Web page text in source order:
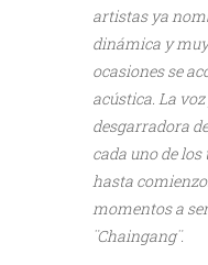
artistas ya
dinámica y
ocasiones se
acústica. La
desgarradora
cada uno de los
hasta
momentos a
¨Chaingang¨.